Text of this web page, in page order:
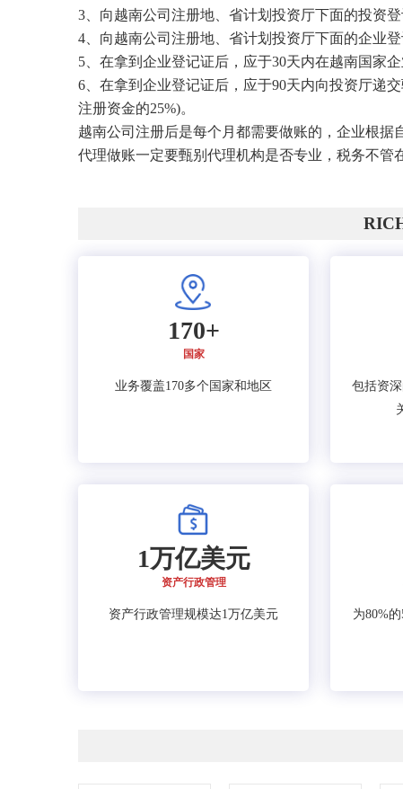
3、向越南公司注册地、省计划投资厅下面的投资
4、向越南公司注册地、省计划投资厅下面的企业
5、在拿到企业登记证后，应于30天内在越南国家
6、在拿到企业登记证后，应于90天内向投资厅递
注册资金的25%)。
越南公司注册后是每个月都需要做账的，企业根
代理做账一定要甄别代理机构是否专业，税务不管
170+
国家
业务覆盖170多个国家和地区
包括资
1万亿美元
资产行政管理
资产行政管理规模达1万亿美元
为80%